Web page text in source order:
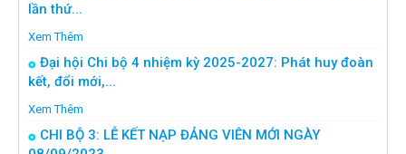
lần thứ...
Xem Thêm
Đại hội Chi bộ 4 nhiệm kỳ 2025-2027: Phát huy đoàn
kết, đổi mới,...
Xem Thêm
CHI BỘ 3: LỄ KẾT NẠP ĐẢNG VIÊN MỚI NGÀY